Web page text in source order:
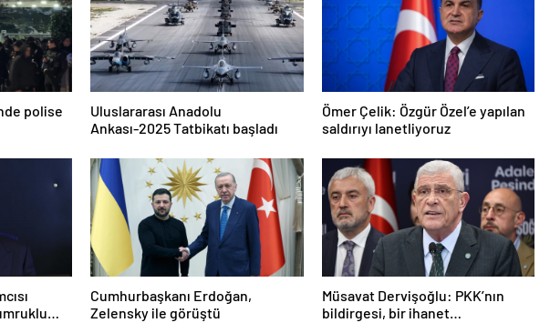
polise
Uluslararası Anadolu
Ankası-2025 Tatbikatı başladı
Ömer Çelik: Özgür Özel’e yapılan
saldırıyı lanetliyoruz
Cumhurbaşkanı Erdoğan,
Zelensky ile görüştü
Müsavat Dervişoğlu: PKK’nın
bildirgesi, bir ihanet